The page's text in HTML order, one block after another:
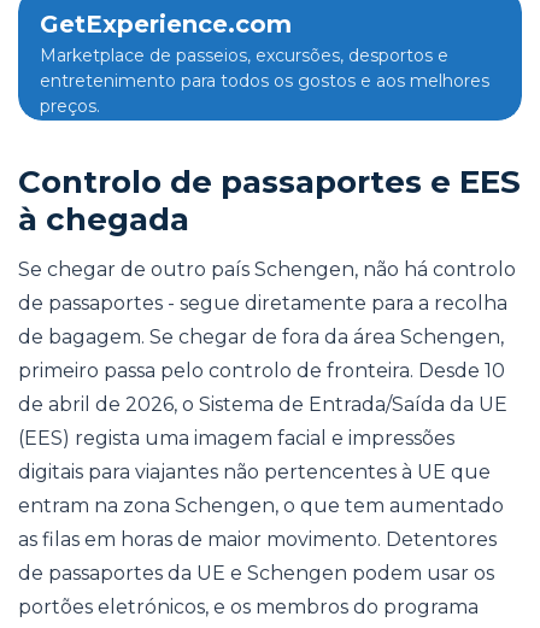
GetExperience.com
Marketplace de passeios, excursões, desportos e
entretenimento para todos os gostos e aos melhores
preços.
Controlo de passaportes e EES
à chegada
Se chegar de outro país Schengen, não há controlo
de passaportes - segue diretamente para a recolha
de bagagem. Se chegar de fora da área Schengen,
primeiro passa pelo controlo de fronteira. Desde 10
de abril de 2026, o Sistema de Entrada/Saída da UE
(EES) regista uma imagem facial e impressões
digitais para viajantes não pertencentes à UE que
entram na zona Schengen, o que tem aumentado
as filas em horas de maior movimento. Detentores
de passaportes da UE e Schengen podem usar os
portões eletrónicos, e os membros do programa